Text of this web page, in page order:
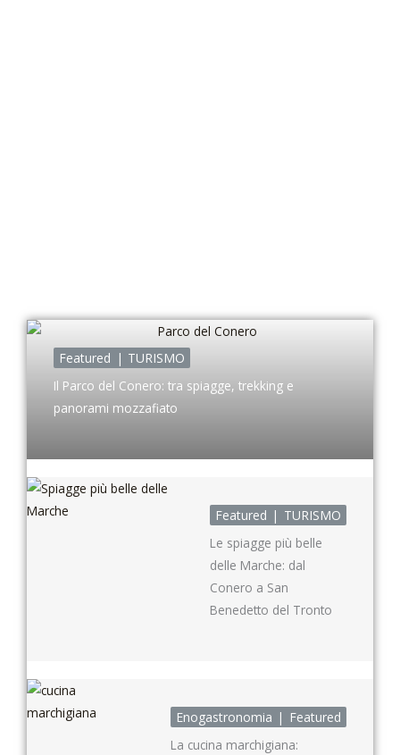
Featured
TURISMO
Il Parco del Conero: tra spiagge, trekking e
panorami mozzafiato
Featured
TURISMO
Le spiagge più belle
delle Marche: dal
Conero a San
Benedetto del Tronto
Enogastronomia
Featured
La cucina marchigiana: